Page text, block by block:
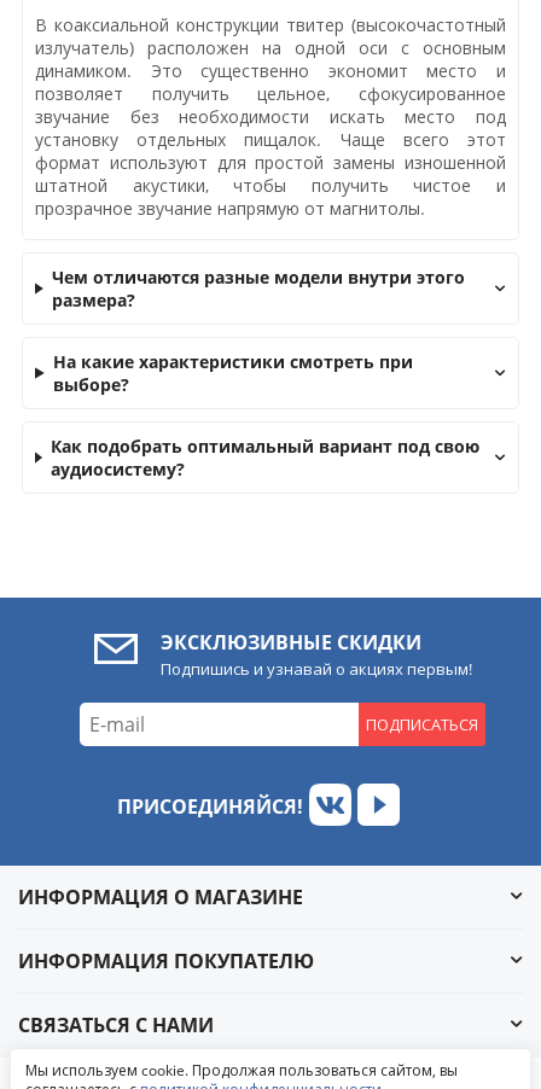
В коаксиальной конструкции твитер (высокочастотный
излучатель) расположен на одной оси с основным
динамиком. Это существенно экономит место и
позволяет получить цельное, сфокусированное
звучание без необходимости искать место под
установку отдельных пищалок. Чаще всего этот
формат используют для простой замены изношенной
штатной акустики, чтобы получить чистое и
прозрачное звучание напрямую от магнитолы.
Чем отличаются разные модели внутри этого
размера?
На какие характеристики смотреть при
выборе?
Как подобрать оптимальный вариант под свою
аудиосистему?
ЭКСКЛЮЗИВНЫЕ СКИДКИ
Подпишись и узнавай о акциях первым!
ПОДПИСАТЬСЯ
ПРИСОЕДИНЯЙСЯ!
ИНФОРМАЦИЯ О МАГАЗИНЕ
ИНФОРМАЦИЯ ПОКУПАТЕЛЮ
СВЯЗАТЬСЯ С НАМИ
Написать в ВКонтакте
Мы используем cookie. Продолжая пользоваться сайтом, вы